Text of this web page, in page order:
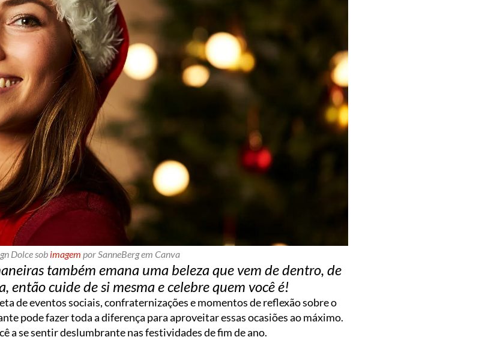
Dolce sob imagem por SanneBerg em Canva
também emana uma beleza que vem de dentro, de
então cuide de si mesma e celebre quem você é!
de eventos sociais, confraternizações e momentos de reflexão sobre o
pode fazer toda a diferença para aproveitar essas ocasiões ao máximo.
a se sentir deslumbrante nas festividades de fim de ano.